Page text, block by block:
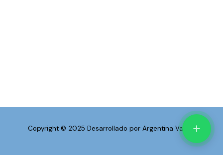
Copyright © 2025 Desarrollado por Argentina Vapea